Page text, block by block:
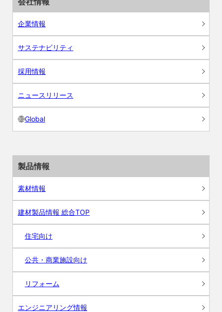
企業情報
サステナビリティ
採用情報
ニュースリリース
Global
製品情報
素材情報
建材製品情報 総合TOP
住宅向け
公共・商業施設向け
リフォーム
エンジニアリング情報